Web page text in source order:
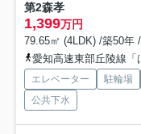
第2森孝
1,399万円
79.65㎡ (4LDK) /築50年
愛知高速東部丘陵線
エレベーター 駐輪場
公共下水